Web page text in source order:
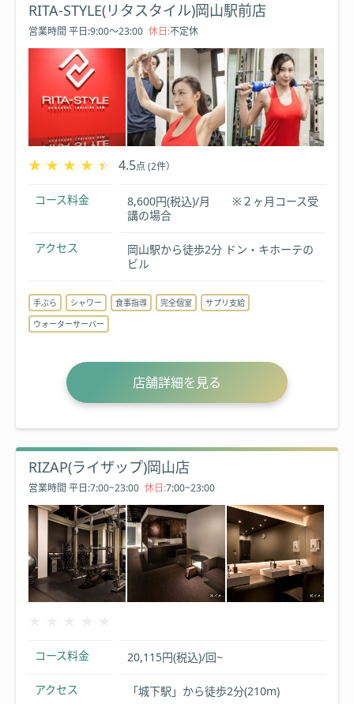
RITA-STYLE(リタスタイル)岡山駅前店
営業時間 平日:9:00～23:00 休日:不定休
★★★★★
★★★★★ 4.5点 (2件）
コース料金
8,600円(税込)/月 ※２ヶ月コース受
講の場合
アクセス
岡山駅から徒歩2分 ドン・キホーテの
ビル
手ぶら シャワー 食事指導 完全個室
サプリ支給
ウォーターサーバー
店舗詳細を見る
RIZAP(ライザップ)岡山店
営業時間 平日:7:00~23:00 休日:7:00~23:00
コース料金 20,115円(税込)/回~
アクセス 「城下駅」から徒歩2分(210m)